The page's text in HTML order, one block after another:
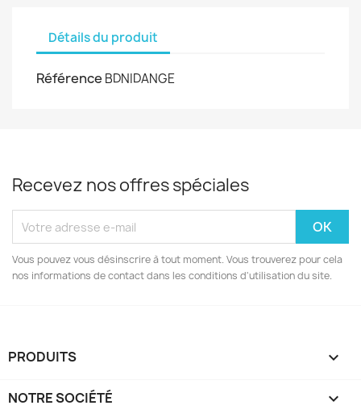
Détails du produit
Référence BDNIDANGE
Recevez nos offres spéciales
Vous pouvez vous désinscrire à tout moment. Vous trouverez pour cela
nos informations de contact dans les conditions d'utilisation du site.
PRODUITS 
NOTRE SOCIÉTÉ 